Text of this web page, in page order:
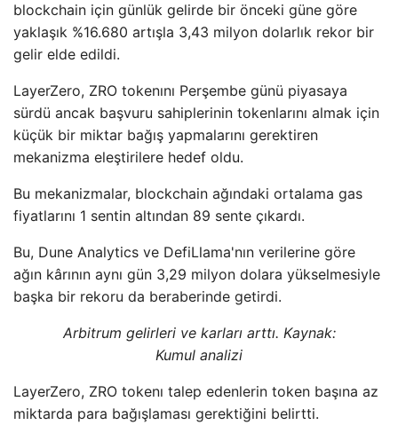
blockchain için günlük gelirde bir önceki güne göre
yaklaşık %16.680 artışla 3,43 milyon dolarlık rekor bir
gelir elde edildi.
LayerZero, ZRO tokenını Perşembe günü piyasaya
sürdü ancak başvuru sahiplerinin tokenlarını almak için
küçük bir miktar bağış yapmalarını gerektiren
mekanizma eleştirilere hedef oldu.
Bu mekanizmalar, blockchain ağındaki ortalama gas
fiyatlarını 1 sentin altından 89 sente çıkardı.
Bu, Dune Analytics ve DefiLlama'nın verilerine göre
ağın kârının aynı gün 3,29 milyon dolara yükselmesiyle
başka bir rekoru da beraberinde getirdi.
Arbitrum gelirleri ve karları arttı. Kaynak:
Kumul analizi
LayerZero, ZRO tokenı talep edenlerin token başına az
miktarda para bağışlaması gerektiğini belirtti.